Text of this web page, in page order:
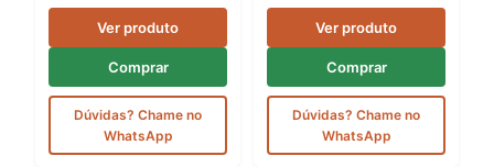
Ver produto
Comprar
Dúvidas? Chame no
WhatsApp
Ver produto
Comprar
Dúvidas? Chame no
WhatsApp